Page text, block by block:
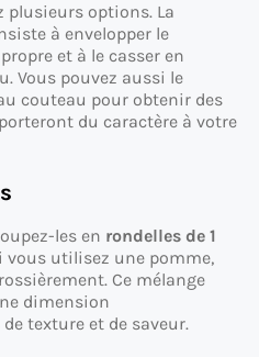
plusieurs options. La
à envelopper le
et à le casser en
Vous pouvez aussi le
couteau pour obtenir des
du caractère à votre
les en rondelles de 1
vous utilisez une pomme,
Ce mélange
dimension
texture et de saveur.